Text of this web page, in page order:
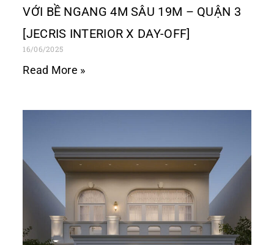
VỚI BỀ NGANG 4M SÂU 19M – QUẬN 3
[JECRIS INTERIOR X DAY-OFF]
16/06/2025
Read More »